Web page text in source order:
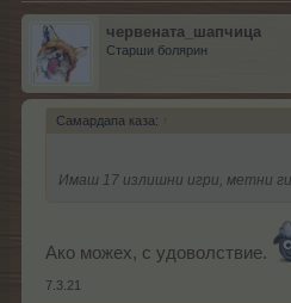
червената_шапчица
Старши болярин
Самардапа каза: ↑
Имаш 17 излишни игри, метни
Ако можех, с удоволствие.
7.3.21